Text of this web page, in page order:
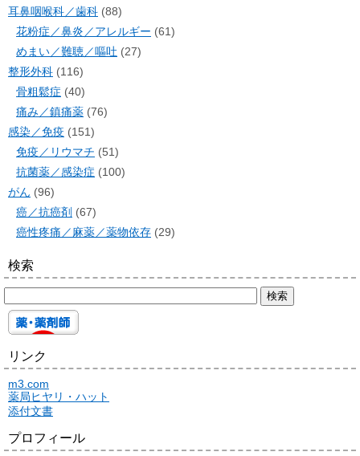
耳鼻咽喉科／歯科 (88)
花粉症／鼻炎／アレルギー (61)
めまい／難聴／嘔吐 (27)
整形外科 (116)
骨粗鬆症 (40)
痛み／鎮痛薬 (76)
感染／免疫 (151)
免疫／リウマチ (51)
抗菌薬／感染症 (100)
がん (96)
癌／抗癌剤 (67)
癌性疼痛／麻薬／薬物依存 (29)
検索
リンク
m3.com
薬局ヒヤリ・ハット
添付文書
プロフィール